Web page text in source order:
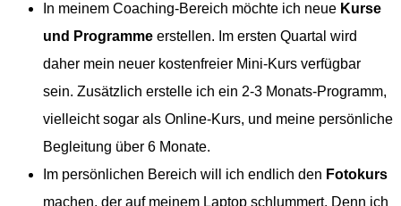
In meinem Coaching-Bereich möchte ich neue Kurse
und Programme erstellen. Im ersten Quartal wird
daher mein neuer kostenfreier Mini-Kurs verfügbar
sein. Zusätzlich erstelle ich ein 2-3 Monats-Programm,
vielleicht sogar als Online-Kurs, und meine persönliche
Begleitung über 6 Monate.
Im persönlichen Bereich will ich endlich den Fotokurs
machen, der auf meinem Laptop schlummert. Denn ich